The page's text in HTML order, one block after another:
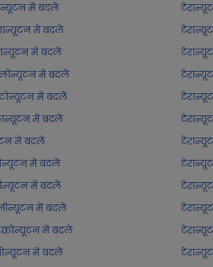
में बदलें
में बदलें
में बदलें
में बदलें
में बदलें
में बदलें
में बदलें
में बदलें
में बदलें
में बदलें
में बदलें
में बदलें